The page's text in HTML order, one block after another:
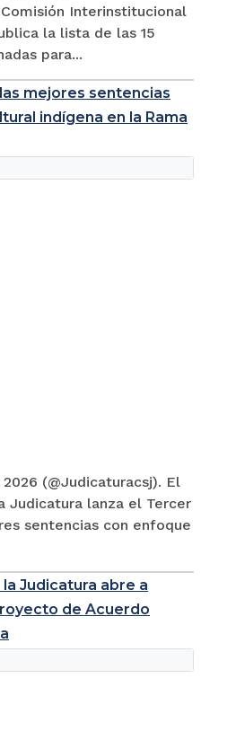
Interinstitucional
la lista de las 15
para...
mejores sentencias
indígena en la Rama
(@Judicaturacsj). El
Judicatura lanza el Tercer
sentencias con enfoque
Judicatura abre a
de Acuerdo